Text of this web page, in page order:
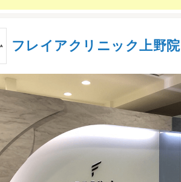
フレイアクリニック上野院